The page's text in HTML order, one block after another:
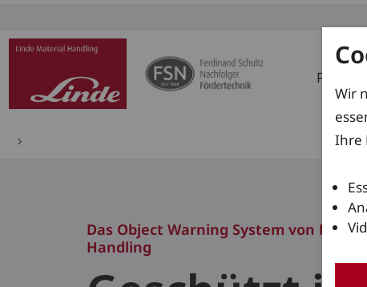
Produkte
Das Object Warning System von Linde
Handling
Wir
Ihre